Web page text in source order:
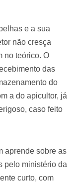
e a sua
não cresça
no teórico. O
das
do
a do apicultor, já
caso feito
aprende sobre as
pelo ministério da
curto, com